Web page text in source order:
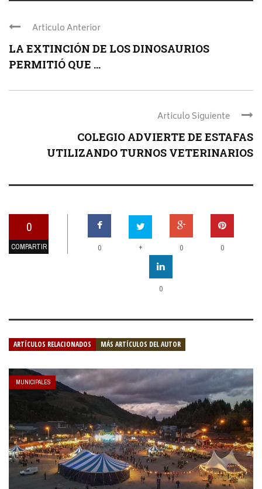
Articulo Anterior
LA EXTINCIÓN DE LOS DINOSAURIOS
PERMITIÓ QUE ...
Articulo Siguiente
COLEGIO ADVIERTE DE ESTAFAS
UTILIZANDO TURNOS VETERINARIOS
0
COMPARTIR 0 + 0 0
0
ARTÍCULOS RELACIONADOS MÁS ARTÍCULOS DEL AUTOR
MUNICIPALES